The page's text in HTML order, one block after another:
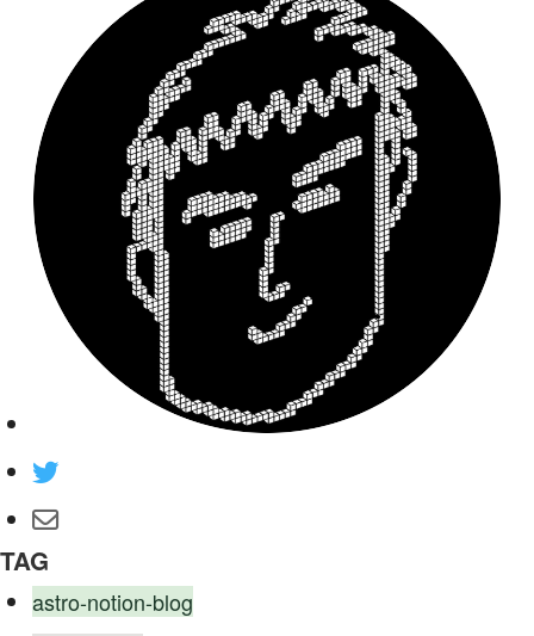
TAG
astro-notion-blog